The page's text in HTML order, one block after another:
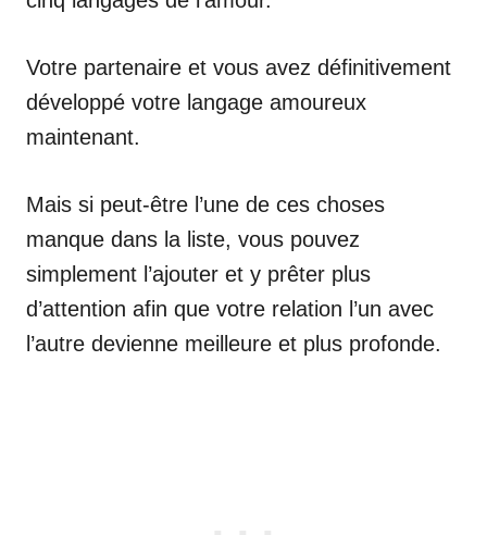
Votre partenaire et vous avez définitivement
développé votre langage amoureux
maintenant.
Mais si peut-être l’une de ces choses
manque dans la liste, vous pouvez
simplement l’ajouter et y prêter plus
d’attention afin que votre relation l’un avec
l’autre devienne meilleure et plus profonde.